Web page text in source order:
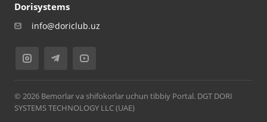
Dorisystems
info@doriclub.uz
© 2026 Bemorlar va shifokorlar uchun tibbiy Portal. DGT DORI
SYSTEMS TECHNOLOGY LLC (UAE)